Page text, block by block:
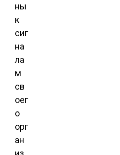
ны
к
сиг
на
ла
м
св
оег
о
орг
ан